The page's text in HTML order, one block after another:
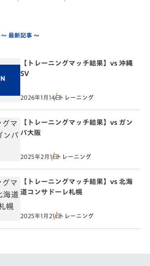
～ 最新記事 ～
【トレーニングマッチ結果】vs 沖縄
SV
2026年1月14日トレーニング
【トレーニングマッチ結果】vs ガン
バ大阪
2025年2月1日トレーニング
【トレーニングマッチ結果】vs 北海
道コンサドーレ札幌
2025年1月21日トレーニング